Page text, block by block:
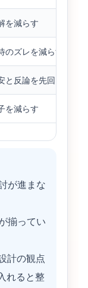
を減らす
のズレを減らす
と反論を先回り
を減らす
が進まな
揃ってい
計の観点
れると整